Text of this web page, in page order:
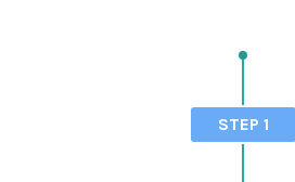
STEP 1